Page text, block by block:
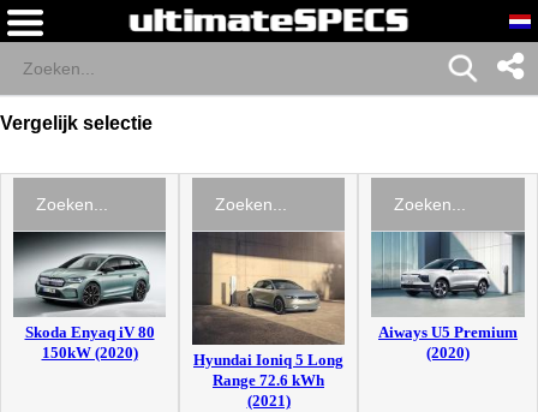
Vergelijk selectie
Skoda Enyaq iV 80
150kW (2020)
Hyundai Ioniq 5 Long
Range 72.6 kWh
(2021)
Aiways U5 Premium
(2020)